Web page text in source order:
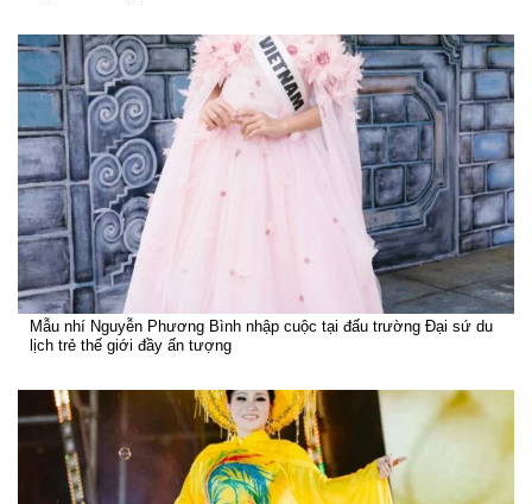
Mẫu nhí Nguyễn Phương Bình nhập cuộc tại đấu trường Đại sứ du
lịch trẻ thế giới đầy ấn tượng